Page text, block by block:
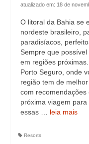
atualizado em: 18 de
O litoral da Bahia se
nordeste brasileiro,
paradisíacos,
Sempre que
em regiões
Porto Seguro, onde
região tem de
com
próxima viagem
essas … leia mais
Resorts